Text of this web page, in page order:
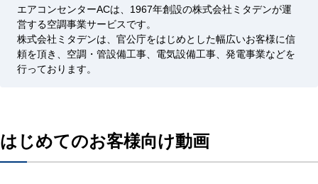
エアコンセンターACは、1967年創設の株式会社ミタデンが運
営する空調事業サービスです。
株式会社ミタデンは、官公庁をはじめとした幅広いお客様に信
頼を頂き、空調・管設備工事、電気設備工事、発電事業などを
行っております。
はじめてのお客様向け動画